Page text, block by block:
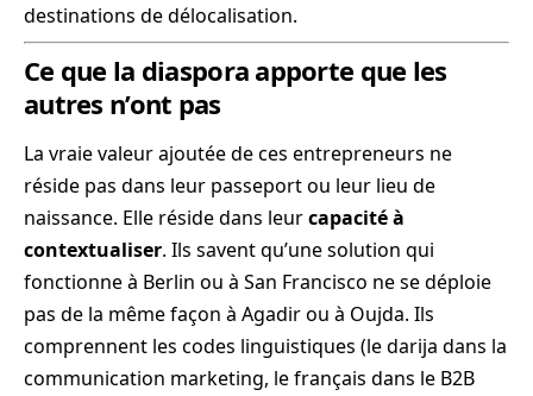
destinations de délocalisation.
Ce que la diaspora apporte que les
autres n’ont pas
La vraie valeur ajoutée de ces entrepreneurs ne
réside pas dans leur passeport ou leur lieu de
naissance. Elle réside dans leurcapacité à
contextualiser. Ils savent qu’une solution qui
fonctionne à Berlin ou à San Francisco ne se déploie
pas de la même façon à Agadir ou à Oujda. Ils
comprennent les codes linguistiques (le darija dans la
communication marketing, le français dans le B2B